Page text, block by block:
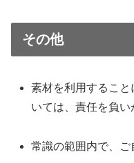
その他
素材を利用するこ
いては、責任を負い
常識の範囲内で、ご